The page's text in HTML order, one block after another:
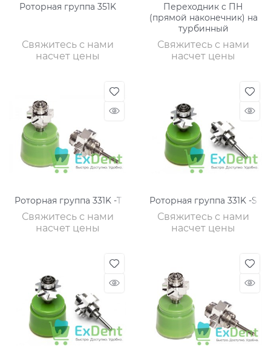
Роторная группа 351K
Свяжитесь с нами
насчет цены
Переходник с ПН
(прямой наконечник) на
турбинный
Свяжитесь с нами
насчет цены
Роторная группа 331K -T
Свяжитесь с нами
насчет цены
Роторная группа 331K -S
Свяжитесь с нами
насчет цены